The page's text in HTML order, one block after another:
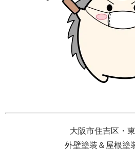
大阪市住吉区・
外壁塗装＆屋根塗